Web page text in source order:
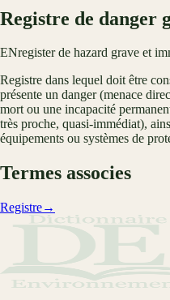
Registre de danger
ENregister de hazard grave et
Registre dans lequel doit être
présente un danger (menace
mort ou une incapacité
très proche, quasi-immédiat),
équipements ou systèmes de
Termes associes
Registre→